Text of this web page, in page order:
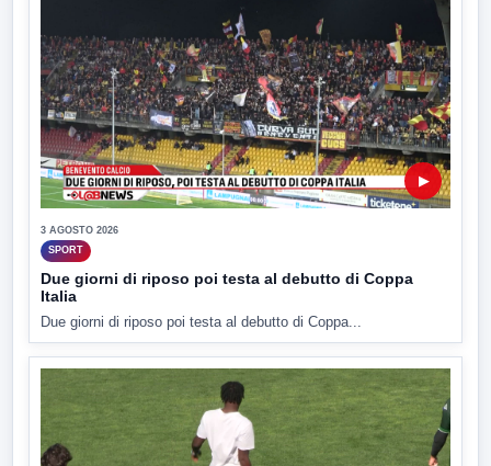
▶
3 AGOSTO 2026
SPORT
Due giorni di riposo poi testa al debutto di Coppa
Italia
Due giorni di riposo poi testa al debutto di Coppa...